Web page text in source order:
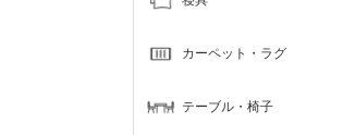
カーペット・ラグ
テーブル・椅子